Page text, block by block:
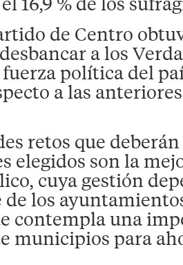
de Centro
a los
política del
a las
retos que
elegidos son la
cuya gestión
los
contempla una
municipios para